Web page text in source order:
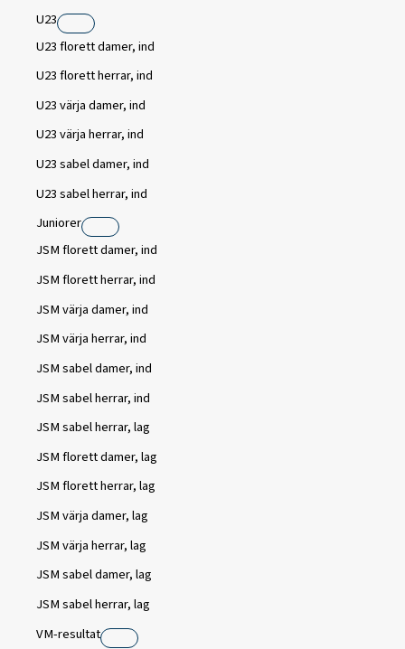
U23
U23 florett damer, ind
U23 florett herrar, ind
U23 värja damer, ind
U23 värja herrar, ind
U23 sabel damer, ind
U23 sabel herrar, ind
Juniorer
JSM florett damer, ind
JSM florett herrar, ind
JSM värja damer, ind
JSM värja herrar, ind
JSM sabel damer, ind
JSM sabel herrar, ind
JSM sabel herrar, lag
JSM florett damer, lag
JSM florett herrar, lag
JSM värja damer, lag
JSM värja herrar, lag
JSM sabel damer, lag
JSM sabel herrar, lag
VM-resultat